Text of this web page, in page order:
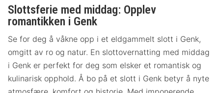
Slottsferie med middag: Opplev
romantikken i Genk
Se for deg å våkne opp i et eldgammelt slott i Genk,
omgitt av ro og natur. En slottovernatting med middag
i Genk er perfekt for deg som elsker et romantisk og
kulinarisk opphold. Å bo på et slott i Genk betyr å nyte